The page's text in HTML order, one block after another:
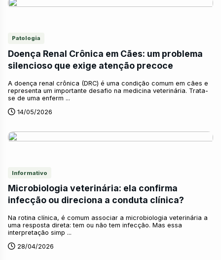
Patologia
Doença Renal Crônica em Cães: um problema
silencioso que exige atenção precoce
A doença renal crônica (DRC) é uma condição comum em cães e
representa um importante desafio na medicina veterinária. Trata-
se de uma enferm ...
14/05/2026
Informativo
Microbiologia veterinária: ela confirma
infecção ou direciona a conduta clínica?
Na rotina clínica, é comum associar a microbiologia veterinária a
uma resposta direta: tem ou não tem infecção. Mas essa
interpretação simp ...
28/04/2026